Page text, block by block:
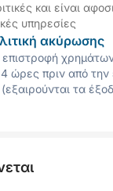
και είναι
υπηρεσίες
ακύρωσης
ώρες πριν από την
τα